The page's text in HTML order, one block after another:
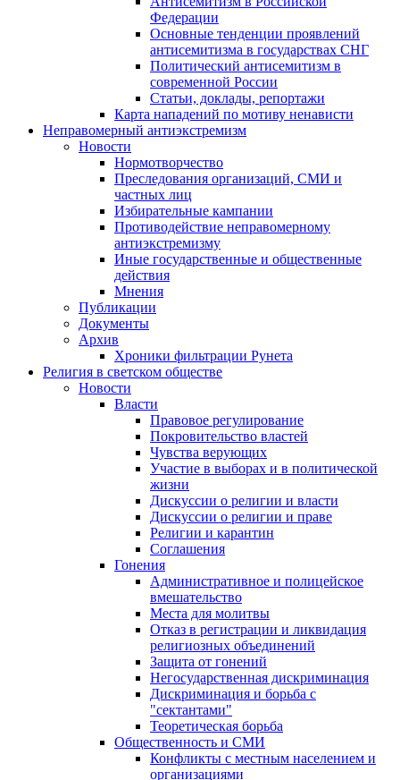
Федерации
Основные тенденции проявлений
антисемитизма в государствах СНГ
Политический антисемитизм в
современной России
Статьи, доклады, репортажи
Карта нападений по мотиву ненависти
Неправомерный антиэкстремизм
Новости
Нормотворчество
Преследования организаций, СМИ и
частных лиц
Избирательные кампании
Противодействие неправомерному
антиэкстремизму
Иные государственные и общественные
действия
Мнения
Публикации
Документы
Архив
Хроники фильтрации Рунета
Религия в светском обществе
Новости
Власти
Правовое регулирование
Покровительство властей
Чувства верующих
Участие в выборах и в политической
жизни
Дискуссии о религии и власти
Дискуссии о религии и праве
Религии и карантин
Соглашения
Гонения
Административное и полицейское
вмешательство
Места для молитвы
Отказ в регистрации и ликвидация
религиозных объединений
Защита от гонений
Негосударственная дискриминация
Дискриминация и борьба с
"сектантами"
Теоретическая борьба
Общественность и СМИ
Конфликты с местным населением и
организациями